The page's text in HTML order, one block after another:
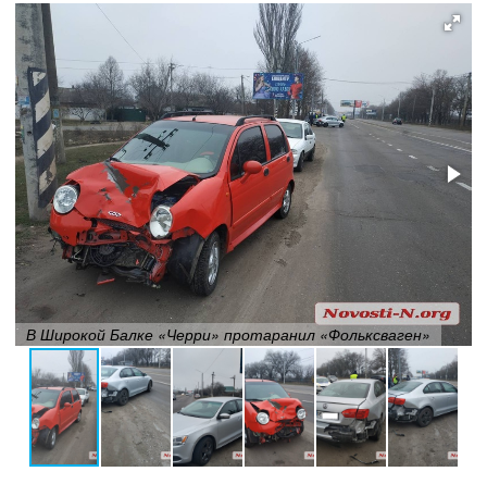
В Широкой Балке «Черри» протаранил «Фольксваген»